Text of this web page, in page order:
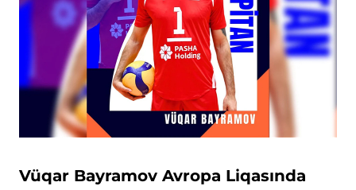
Vüqar Bayramov Avropa Liqasında